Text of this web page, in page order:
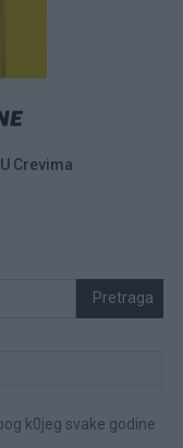
Crevima
Pretraga
k0jeg svake godine